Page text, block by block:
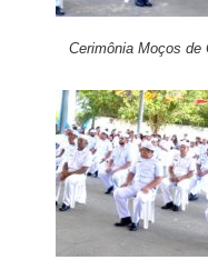
Cerimônia Moços de